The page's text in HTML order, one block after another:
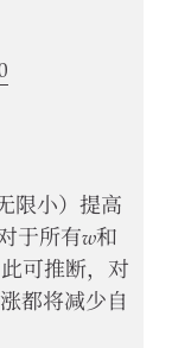
限小）提高
于所有𝑤
w和
可推断，对
都将减少自